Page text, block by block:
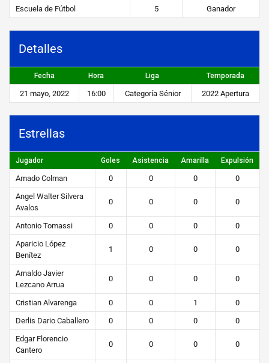
u
l
a
d
ú
t
b
o
STEIBI
https://steibi.org.py/wp-
content/uploads/2019/04/STEIBI-
WEB-
2.png
Escuela de Fútbol
5 Ganador
Detalles
Fecha Hora Liga Temporada
21 mayo, 2022 16:00 Categoría Sénior 2022 Apertura
Estrellas
Jugador Goles Asistencia Amarilla Expulsión
Amado Colman 0 0 0
0
Angel Walter Silvera
Avalos
0 0 0 0
Antonio Tomassi 0 0 0
0
Aparicio López
Benítez
1 0 0 0
Arnaldo Javier
Lezcano Arrua
0 0 0 0
Cristian Alvarenga 0 0 1
0
Derlis Dario Caballero
0 0 0
0
Edgar Florencio
Cantero
0 0 0 0